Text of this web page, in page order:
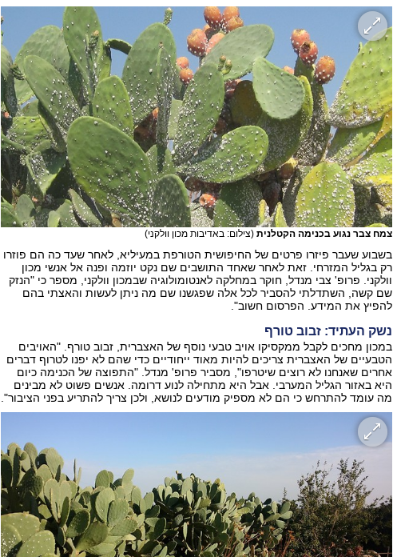
צמח צבר נגוע בכנימה הקטלנית (צילום: באדיבות מכון וולקני)
בשבוע שעבר פיזרו פרטים של החיפושית הטורפת במעיליא, לאחר שעד כה הם פוזרו
רק בגליל המזרחי. זאת לאחר שאחד התושבים שם נקט יוזמה ופנה אל אנשי מכון
וולקני. פרופ' צבי מנדל, חוקר במחלקה לאנטומולוגיה שבמכון וולקני, מספר כי "הנזק
שם קשה, השתדלתי להסביר לכל אלה שפגשנו שם מה ניתן לעשות והאצתי בהם
להפיץ את המידע. הפרסום חשוב".
נשק העתיד: זבוב טורף
במכון מחכים לקבל ממקסיקו אויב טבעי נוסף של האצברית, זבוב טורף. "האויבים
הטבעיים של האצברית צריכים להיות מאוד ייחודיים כדי שהם לא יפנו לטרוף דברים
אחרים שאנחנו לא רוצים שיטרפו", מסביר פרופ' מנדל. "התפוצה של הכנימה כיום
היא באזור הגליל המערבי. אבל היא מתחילה לנוע דרומה. אנשים פשוט לא מבינים
מה עומד להתרחש כי הם לא מספיק מודעים לנושא, ולכן צריך להתריע בפני הציבור".